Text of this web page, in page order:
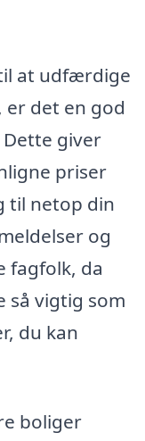
at udfærdige
det en god
giver
priser
til netop din
og
fagfolk, da
så vigtig som
du kan
boliger